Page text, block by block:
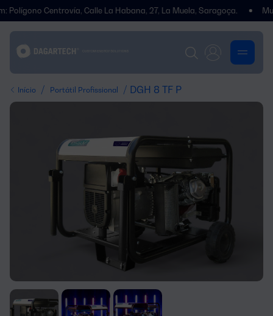
Centrovía, Calle La Habana, 27, La Muela, Saragoça.
Início / Portátil Profissional / DGH 8 TF P